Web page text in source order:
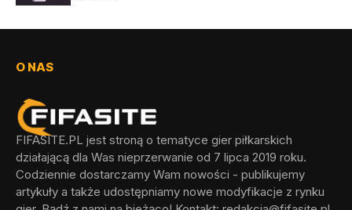
O NAS
FIFASITE.PL jest stroną o tematyce gier piłkarskich
działającą dla Was nieprzerwanie od 7 lipca 2019 roku.
Codziennie dostarczamy Wam nowości - publikujemy
artykuły a także udostępniamy nowe modyfikacje z rynku